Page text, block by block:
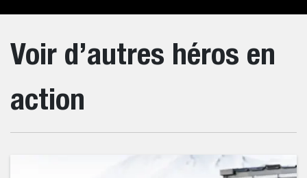
Voir d’autres héros en
action